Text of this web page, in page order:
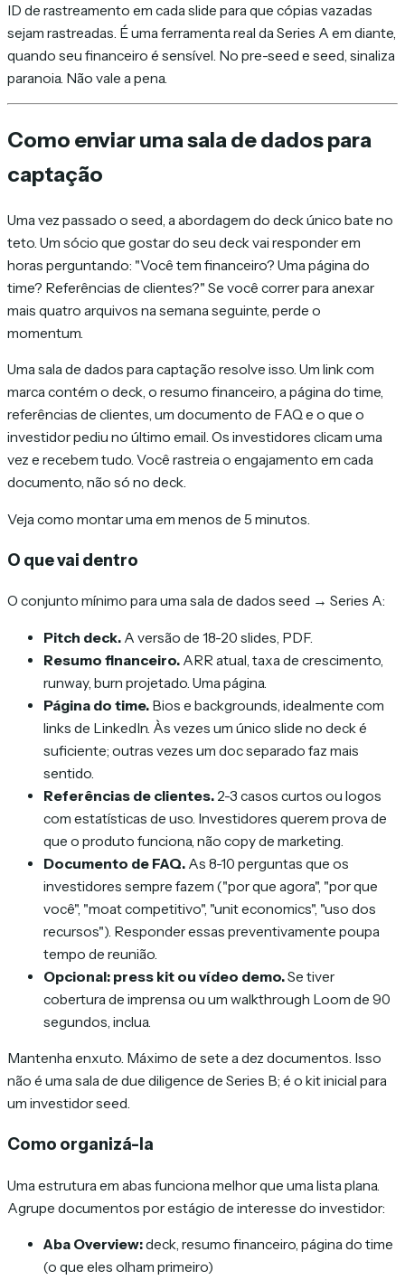
ID de rastreamento em cada slide para que cópias vazadas
sejam rastreadas. É uma ferramenta real da Series A em diante,
quando seu financeiro é sensível. No pre-seed e seed, sinaliza
paranoia. Não vale a pena.
Como enviar uma sala de dados para
captação
Uma vez passado o seed, a abordagem do deck único bate no
teto. Um sócio que gostar do seu deck vai responder em
horas perguntando: "Você tem financeiro? Uma página do
time? Referências de clientes?" Se você correr para anexar
mais quatro arquivos na semana seguinte, perde o
momentum.
Uma sala de dados para captação resolve isso. Um link com
marca contém o deck, o resumo financeiro, a página do time,
referências de clientes, um documento de FAQ e o que o
investidor pediu no último email. Os investidores clicam uma
vez e recebem tudo. Você rastreia o engajamento em cada
documento, não só no deck.
Veja como montar uma em menos de 5 minutos.
O que vai dentro
O conjunto mínimo para uma sala de dados seed → Series A:
Pitch deck. A versão de 18-20 slides, PDF.
Resumo financeiro. ARR atual, taxa de crescimento,
runway, burn projetado. Uma página.
Página do time. Bios e backgrounds, idealmente com
links de LinkedIn. Às vezes um único slide no deck é
suficiente; outras vezes um doc separado faz mais
sentido.
Referências de clientes. 2-3 casos curtos ou logos
com estatísticas de uso. Investidores querem prova de
que o produto funciona, não copy de marketing.
Documento de FAQ. As 8-10 perguntas que os
investidores sempre fazem ("por que agora", "por que
você", "moat competitivo", "unit economics", "uso dos
recursos"). Responder essas preventivamente poupa
tempo de reunião.
Opcional: press kit ou vídeo demo.Se tiver
cobertura de imprensa ou um walkthrough Loom de 90
segundos, inclua.
Mantenha enxuto. Máximo de sete a dez documentos. Isso
não é uma sala de due diligence de Series B; é o kit inicial para
um investidor seed.
Como organizá-la
Uma estrutura em abas funciona melhor que uma lista plana.
Agrupe documentos por estágio de interesse do investidor:
Aba Overview:deck, resumo financeiro, página do time
(o que eles olham primeiro)